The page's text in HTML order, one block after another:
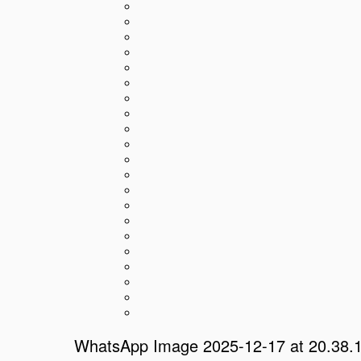
WhatsApp Image 2025-12-17 at